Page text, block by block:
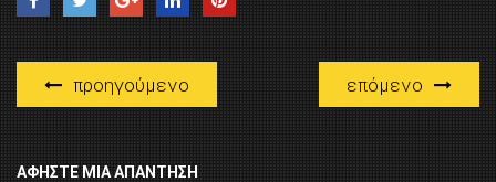
προηγούμενο επόμενο
ΑΦΉΣΤΕ ΜΙΑ ΑΠΆΝΤΗΣΗ